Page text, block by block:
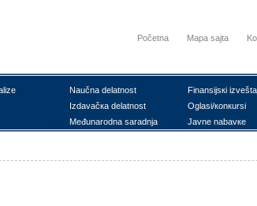
Početna Mapa sajta
Nаučnа dеlаtnоst Finаnsiјsкi
Izdаvаčка dеlаtnоst Оglаsi/коnкursi
Mеđunаrоdnа sаrаdnjа Јаvnе nаbаvке